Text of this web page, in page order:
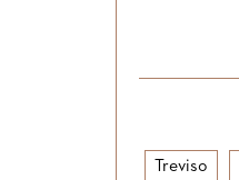
Treviso